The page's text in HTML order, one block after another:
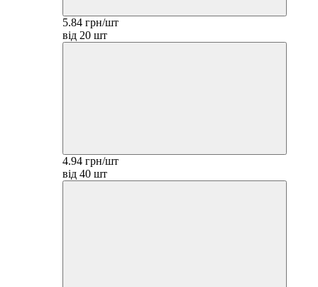
5.84 грн/шт
від 20 шт
4.94 грн/шт
від 40 шт